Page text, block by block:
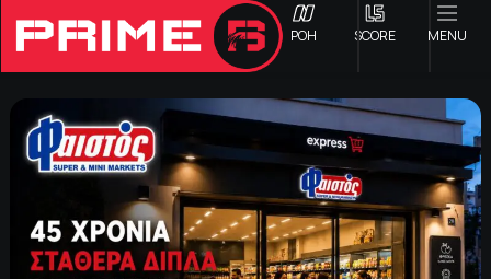
ΡΟΗ SCORE MENU
ΟΦΗ
Γ ΕΘΝΙΚΗ